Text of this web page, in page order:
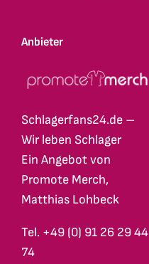
Anbieter
Schlagerfans24.de –
Wir leben Schlager
Ein Angebot von
Promote Merch,
Matthias Lohbeck
Tel. +49 (0) 91 26 29 44
74